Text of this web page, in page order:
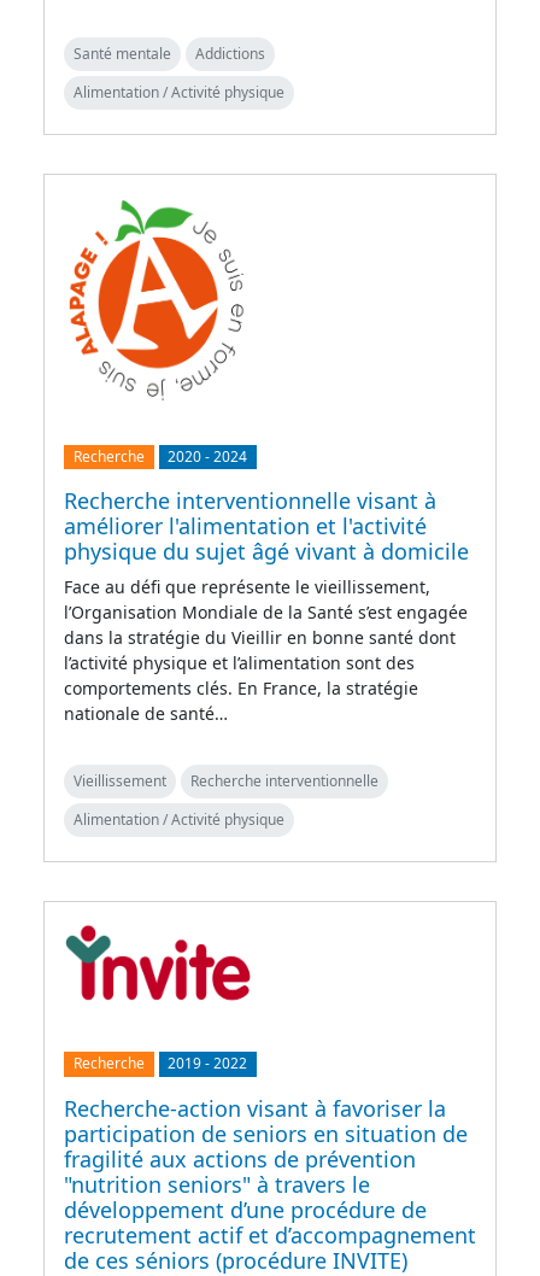
Santé mentale
Addictions
Alimentation / Activité physique
Recherche 2020-2024
Recherche interventionnelle visant à
améliorer l'alimentation et l'activité
physique du sujet âgé vivant à domicile
Face au défi que représente le vieillissement,
l’Organisation Mondiale de la Santé s’est engagée
dans la stratégie du Vieillir en bonne santé dont
l’activité physique et l’alimentation sont des
comportements clés. En France, la stratégie
nationale de santé…
Vieillissement
Recherche interventionnelle
Alimentation / Activité physique
Recherche 2019-2022
Recherche-action visant à favoriser la
participation de seniors en situation de
fragilité aux actions de prévention
"nutrition seniors" à travers le
développement d’une procédure de
recrutement actif et d’accompagnement
de ces séniors (procédure INVITE)